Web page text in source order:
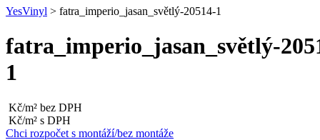
YesVinyl > fatra_imperio_jasan_světlý-20514-1
fatra_imperio_jasan_světlý-
1
Kč/m² bez DPH
Kč/m² s DPH
Chci rozpočet s montáží/bez montáže